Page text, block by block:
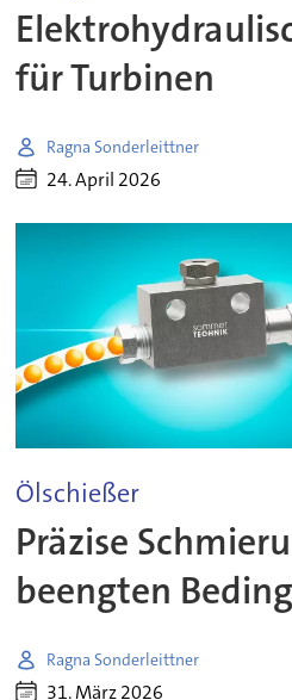
für Turbinen
Ragna Sonderleittner
24. April 2026
Ölschießer
Präzise
beengten
Ragna Sonderleittner
31. März 2026